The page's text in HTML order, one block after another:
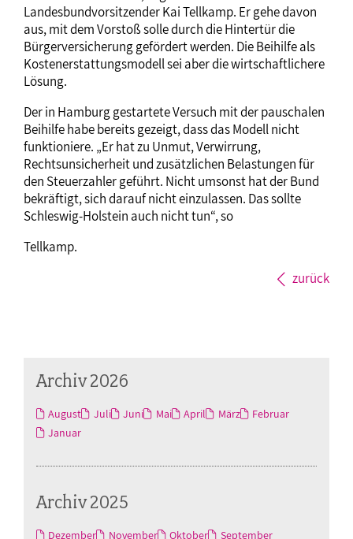
Landesbundvorsitzender Kai Tellkamp. Er gehe davon
aus, mit dem Vorstoß solle durch die Hintertür die
Bürgerversicherung gefördert werden. Die Beihilfe als
Kostenerstattungsmodell sei aber die wirtschaftlichere
Lösung.
Der in Hamburg gestartete Versuch mit der pauschalen
Beihilfe habe bereits gezeigt, dass das Modell nicht
funktioniere. „Er hat zu Unmut, Verwirrung,
Rechtsunsicherheit und zusätzlichen Belastungen für
den Steuerzahler geführt. Nicht umsonst hat der Bund
bekräftigt, sich darauf nicht einzulassen. Das sollte
Schleswig-Holstein auch nicht tun“, so
Tellkamp.
zurück
Archiv 2026
August Juli Juni Mai April März
Februar
Januar
Archiv 2025
Dezember November Oktober
September